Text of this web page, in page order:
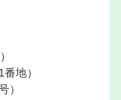
地）
）